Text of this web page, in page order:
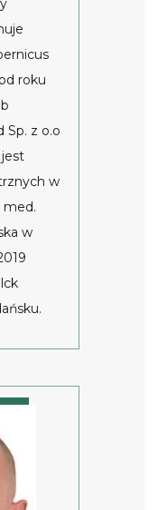
roku
Sp. z o.o
jest
w
med.
w